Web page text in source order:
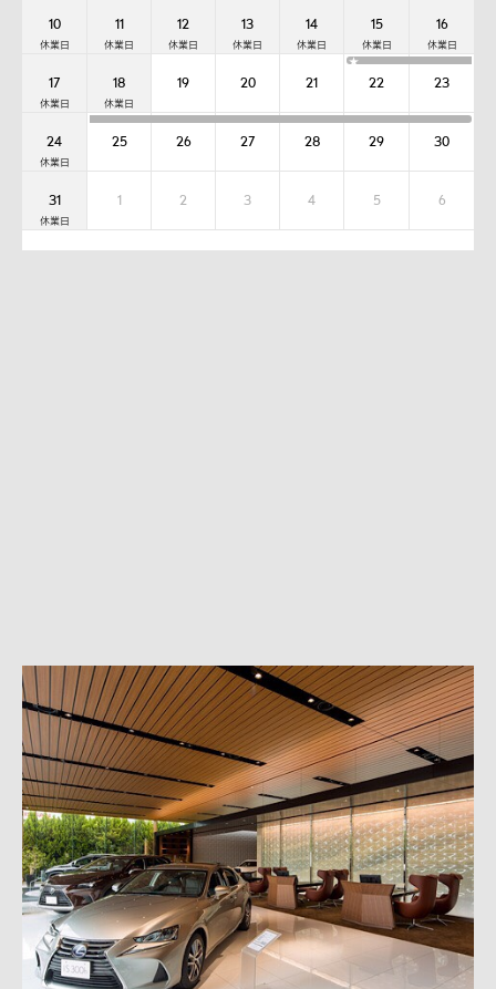
10 11 12 13 14 15 16
17 18 19 20 21 22
★
23
24 25 26 27 28 29 30
31 1 2 3 4 5 6